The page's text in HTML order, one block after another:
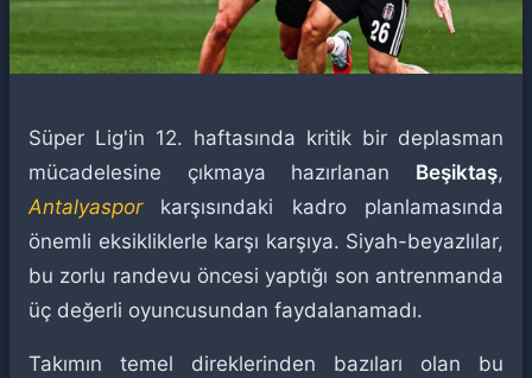
Süper Lig'in 12. haftasında kritik bir deplasman
mücadelesine çıkmaya hazırlanan Beşiktaş,
Antalyasporkarşısındaki kadro planlamasında
önemli eksikliklerle karşı karşıya. Siyah-beyazlılar,
bu zorlu randevu öncesi yaptığı son antrenmanda
üç değerli oyuncusundan faydalanamadı.
Takımın temel direklerinden bazıları olan bu